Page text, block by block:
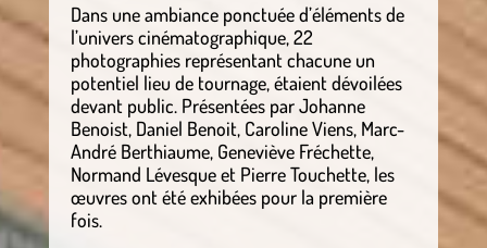
Dans une ambiance ponctuée d’éléments de
l’univers cinématographique, 22
photographies représentant chacune un
potentiel lieu de tournage, étaient dévoilées
devant public. Présentées par Johanne
Benoist, Daniel Benoit, Caroline Viens, Marc-
André Berthiaume, Geneviève Fréchette,
Normand Lévesque et Pierre Touchette, les
œuvres ont été exhibées pour la première
fois.